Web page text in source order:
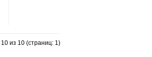
из 10 (страниц: 1)